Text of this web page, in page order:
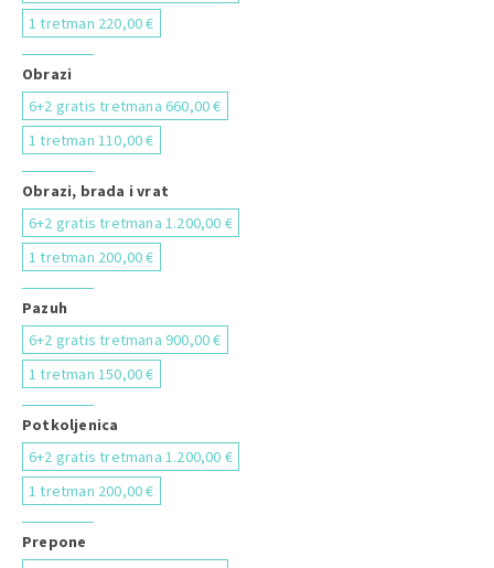
1 tretman 220,00 €
Obrazi
6+2 gratis tretmana 660,00 €
1 tretman 110,00 €
Obrazi, brada i vrat
6+2 gratis tretmana 1.200,00 €
1 tretman 200,00 €
Pazuh
6+2 gratis tretmana 900,00 €
1 tretman 150,00 €
Potkoljenica
6+2 gratis tretmana 1.200,00 €
1 tretman 200,00 €
Prepone